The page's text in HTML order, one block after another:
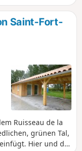
auf das Dorf, den
der Grande
Jede Jahreszeit
zu entdecken.
Saint-Fort-
Ruisseau de la
grünen Tal,
Hier und da